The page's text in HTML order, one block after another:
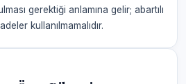
gerektiği anlamına gelir; abartılı
kullanılmamalıdır.